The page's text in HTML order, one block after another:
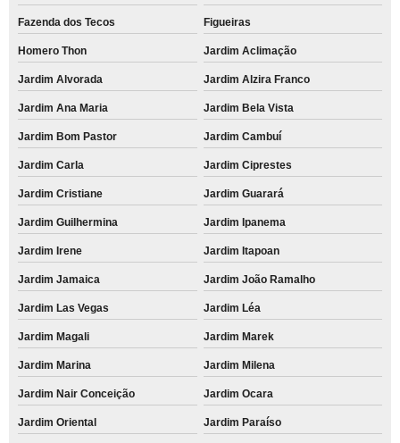
Fazenda dos Tecos Figueiras
Homero Thon Jardim Aclimação
Jardim Alvorada Jardim Alzira Franco
Jardim Ana Maria Jardim Bela Vista
Jardim Bom Pastor Jardim Cambuí
Jardim Carla Jardim Ciprestes
Jardim Cristiane Jardim Guarará
Jardim Guilhermina Jardim Ipanema
Jardim Irene Jardim Itapoan
Jardim Jamaica Jardim João Ramalho
Jardim Las Vegas Jardim Léa
Jardim Magali Jardim Marek
Jardim Marina Jardim Milena
Jardim Nair Conceição Jardim Ocara
Jardim Oriental Jardim Paraíso